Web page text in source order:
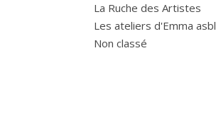
La Ruche des Artistes
Les ateliers d'Emma asbl
Non classé